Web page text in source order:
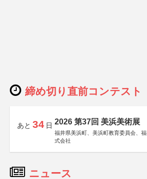
締め切り直前コンテスト
あと 34 日 2026 第37回 美浜美術展
福井県美浜町、美浜町教育委員会、
式会社
ニュース